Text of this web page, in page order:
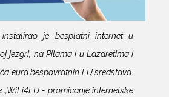
je besplatni internet u
jezgri, na Pilama i u Lazaretima i
eura bespovratnih EU sredstava.
,,WiFi4EU - promicanje internetske